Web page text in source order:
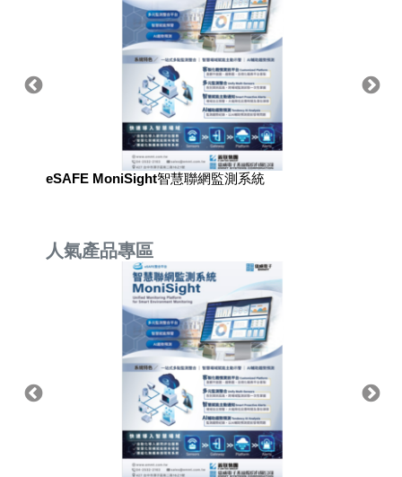
eSAFE MoniSight智慧聯網監測系統
人氣產品專區